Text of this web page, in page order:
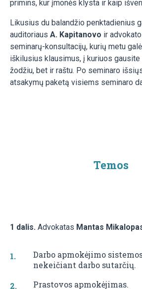
primins, kur įmonės klysta ir kaip
Likusius du balandžio penktadienius
auditoriaus A. Kapitanovo ir advokato
seminarų-konsultacijų, kurių metu
iškilusius klausimus, į kuriuos
žodžiu, bet ir raštu. Po seminaro
atsakymų paketą visiems seminaro
Temos
1 dalis. Advokatas Mantas
Darbo apmokėjimo
nekeičiant darbo sutarčių.
Prastovos apmokėjimas.